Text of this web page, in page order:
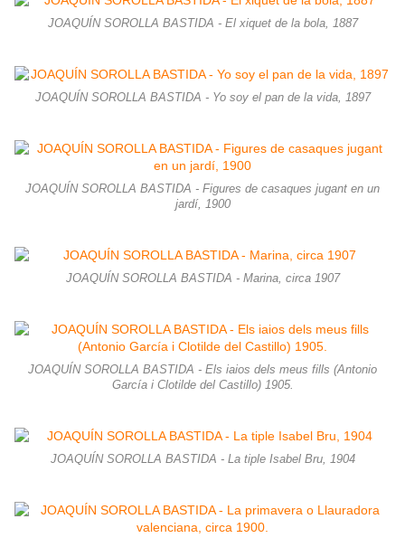
JOAQUÍN SOROLLA BASTIDA - El xiquet de la bola, 1887
JOAQUÍN SOROLLA BASTIDA - Yo soy el pan de la vida, 1897
JOAQUÍN SOROLLA BASTIDA - Figures de casaques jugant en un
jardí, 1900
JOAQUÍN SOROLLA BASTIDA - Marina, circa 1907
JOAQUÍN SOROLLA BASTIDA - Els iaios dels meus fills (Antonio
García i Clotilde del Castillo) 1905.
JOAQUÍN SOROLLA BASTIDA - La tiple Isabel Bru, 1904